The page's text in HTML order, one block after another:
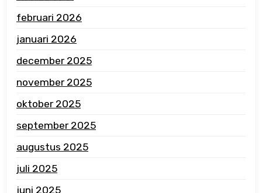
februari 2026
januari 2026
december 2025
november 2025
oktober 2025
september 2025
augustus 2025
juli 2025
juni 2025